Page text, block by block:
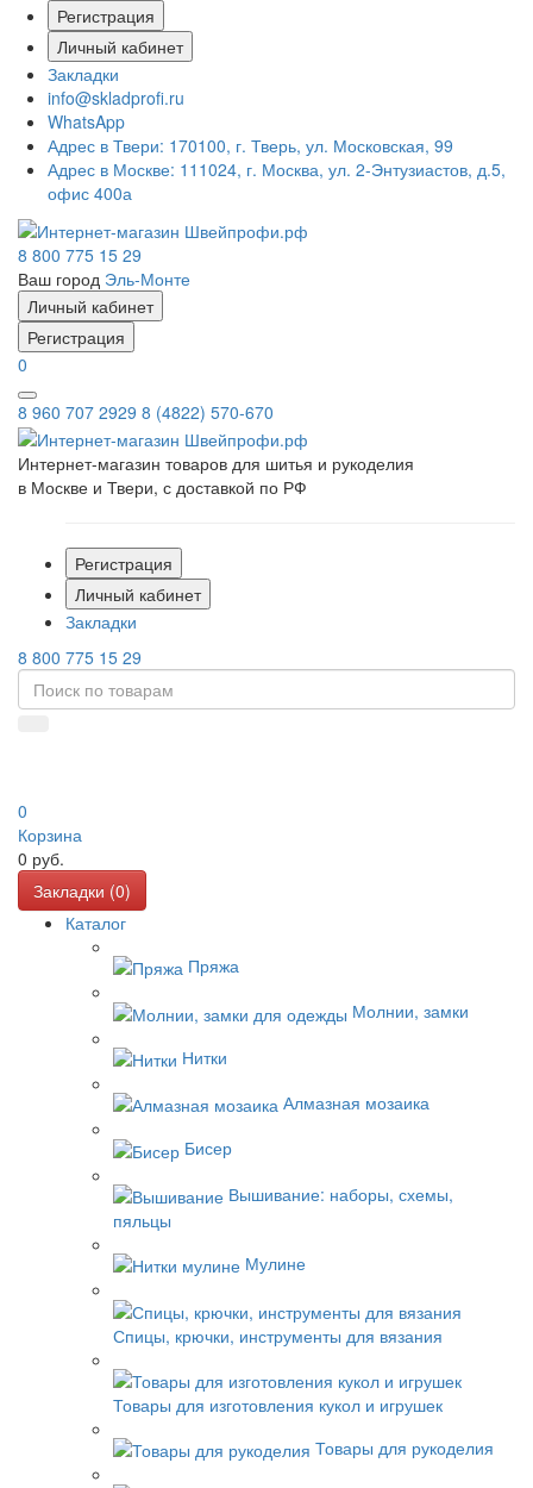
Регистрация
Личный кабинет
Закладки
info@skladprofi.ru
WhatsApp
Адрес в Твери: 170100, г. Тверь, ул. Московская, 99
Адрес в Москве: 111024, г. Москва, ул. 2-Энтузиастов, д.5,
офис 400а
8 800 775 15 29
Ваш город Эль-Монте
Личный кабинет
Регистрация
0
8 960 707 2929 8 (4822) 570-670
Интернет-магазин товаров для шитья и рукоделия
в Москве и Твери, с доставкой по РФ
Регистрация
Личный кабинет
Закладки
8 800 775 15 29
0
Корзина
0 руб.
Закладки (0)
Каталог
Пряжа
Молнии, замки
Нитки
Алмазная мозаика
Бисер
Вышивание: наборы, схемы,
пяльцы
Мулине
Спицы, крючки, инструменты для вязания
Товары для изготовления кукол и игрушек
Товары для рукоделия